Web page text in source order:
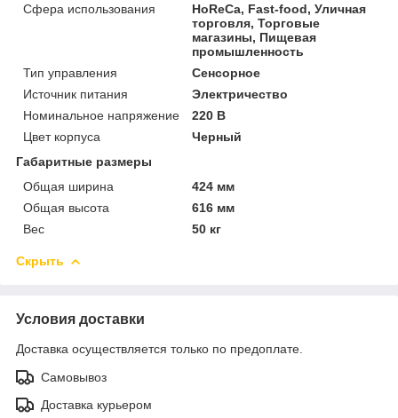
Сфера использования
HoReCa, Fast-food, Уличная
торговля, Торговые
магазины, Пищевая
промышленность
Тип управления
Сенсорное
Источник питания
Электричество
Номинальное напряжение
220 В
Цвет корпуса
Черный
Габаритные размеры
Общая ширина
424 мм
Общая высота
616 мм
Вес
50 кг
Скрыть
Условия доставки
Доставка осуществляется только по предоплате.
Самовывоз
Доставка курьером